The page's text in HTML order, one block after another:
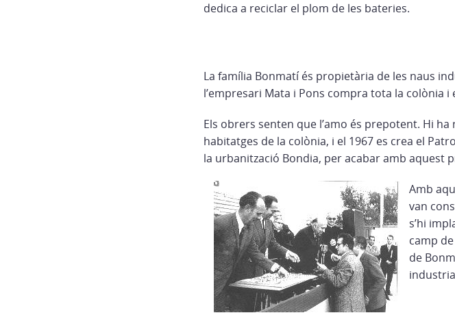
dedica a reciclar el plom de les bateries.
La família Bonmatí és propietària de les naus
l’empresari Mata i Pons compra tota la colònia
Els obrers senten que l’amo és prepotent. Hi
habitatges de la colònia, i el 1967 es crea el
la urbanització Bondia, per acabar amb aquest
Amb
van
s’hi
camp
de